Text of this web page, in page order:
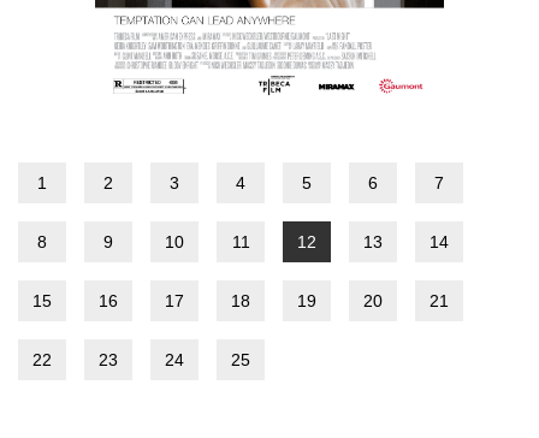
1 2 3 4 5 6 7
8 9 10 11 12 13 14
15 16 17 18 19 20 21
22 23 24 25